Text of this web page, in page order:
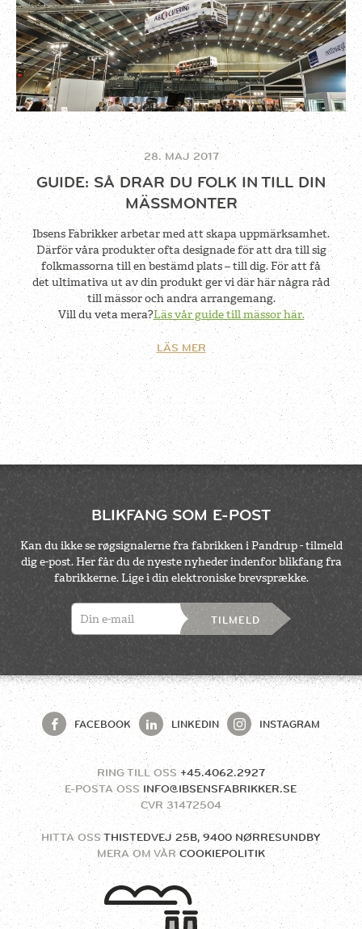
28. MAJ 2017
GUIDE: SÅ DRAR DU FOLK IN TILL DIN
MÄSSMONTER
Ibsens Fabrikker arbetar med att skapa uppmärksamhet.
Därför våra produkter ofta designade för att dra till sig
folkmassorna till en bestämd plats – till dig. För att få
det ultimativa ut av din produkt ger vi där här några råd
till mässor och andra arrangemang.
Vill du veta mera?Läs vår guide till mässor här.
LÄS MER
BLIKFANG SOM E-POST
Kan du ikke se røgsignalerne fra fabrikken i Pandrup - tilmeld
dig e-post. Her får du de nyeste nyheder indenfor blikfang fra
fabrikkerne. Lige i din elektroniske brevsprække.
TILMELD
FACEBOOK LINKEDIN INSTAGRAM
RING TILL OSS +45.4062.2927
E-POSTA OSS INFO@IBSENSFABRIKKER.SE
MERA OM VÅR COOKIEPOLITIK
HITTA OSSTHISTEDVEJ 25B, 9400 NØRRESUNDBY
CVR 31472504